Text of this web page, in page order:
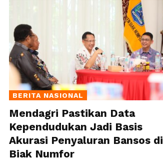
BERITA NASIONAL
Mendagri Pastikan Data
Kependudukan Jadi Basis
Akurasi Penyaluran Bansos di
Biak Numfor